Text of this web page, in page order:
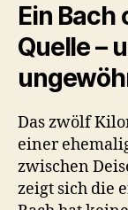
Ein Bach
Quelle –
Das zwölf
einer
zwischen
zeigt sich die